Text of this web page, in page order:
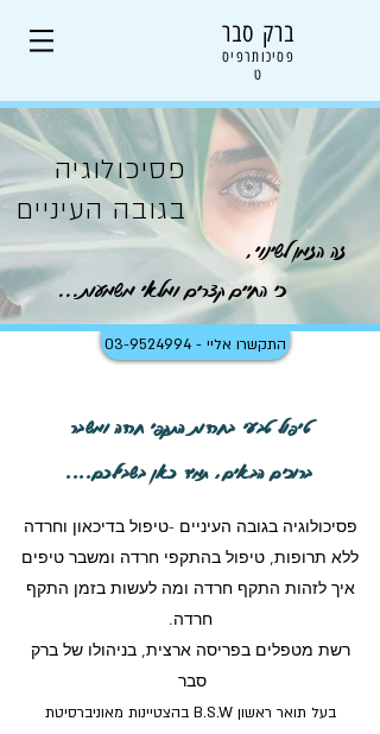
ברק סבר
פסיכותרפיס
ט
פסיכולוגיה
בגובה העיניים
זה הזמן לשינוי,
כי החיים קצרים ומלאי משמעות...
התקשרו אליי - 03-9524994
טיפול טבעי בחרדות התקפי חרדה ומשבר
ברוכים הבאים,תמיד כאן בשבילכם....
פסיכולוגיה בגובה העיניים -טיפול בדיכאון וחרדה
ללא תרופות, טיפול בהתקפי חרדה ומשבר טיפים
איך לזהות התקף חרדה ומה לעשות בזמן התקף
חרדה.
רשת מטפלים בפריסה ארצית, בניהולו של ברק
סבר
בעל תואר ראשון B.S.W בהצטיינות מאוניברסיטת